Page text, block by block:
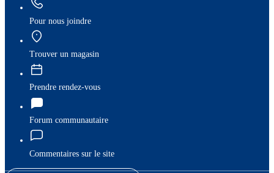
Pour nous joindre
Trouver un magasin
Prendre rendez-vous
Forum communautaire
Commentaires sur le site